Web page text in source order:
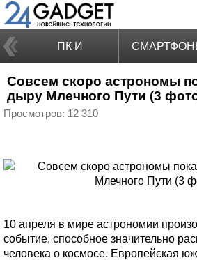
ПК И
НОУТБУКИ
Совсем скоро астрономы
дыру Млечного Пути (3
Просмотров: 12 310
10 апреля в мире астрономии
событие, способное значительно
человека о космосе. Европейская